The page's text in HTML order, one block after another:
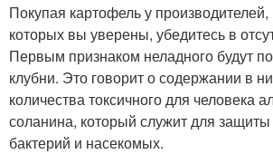
Покупая картофель у производителей,
которых вы уверены, убедитесь в
Первым признаком неладного будут
клубни. Это говорит о содержании в
количества токсичного для человека
соланина, который служит для защиты
бактерий и насекомых.